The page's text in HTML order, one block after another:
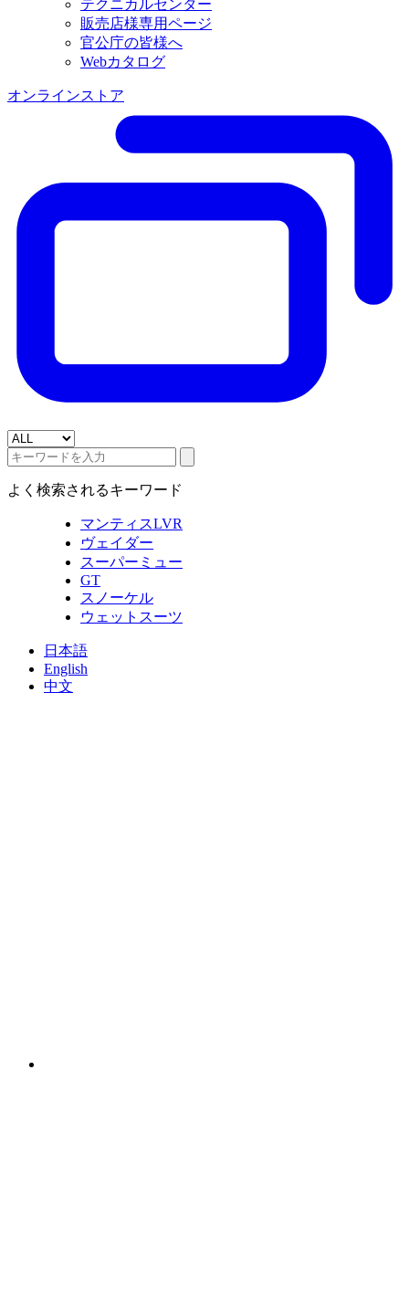
テクニカルセンター
販売店様専用ページ
官公庁の皆様へ
Webカタログ
オンラインストア
よく検索されるキーワード
マンティスLVR
ヴェイダー
スーパーミュー
GT
スノーケル
ウェットスーツ
日本語
English
中文